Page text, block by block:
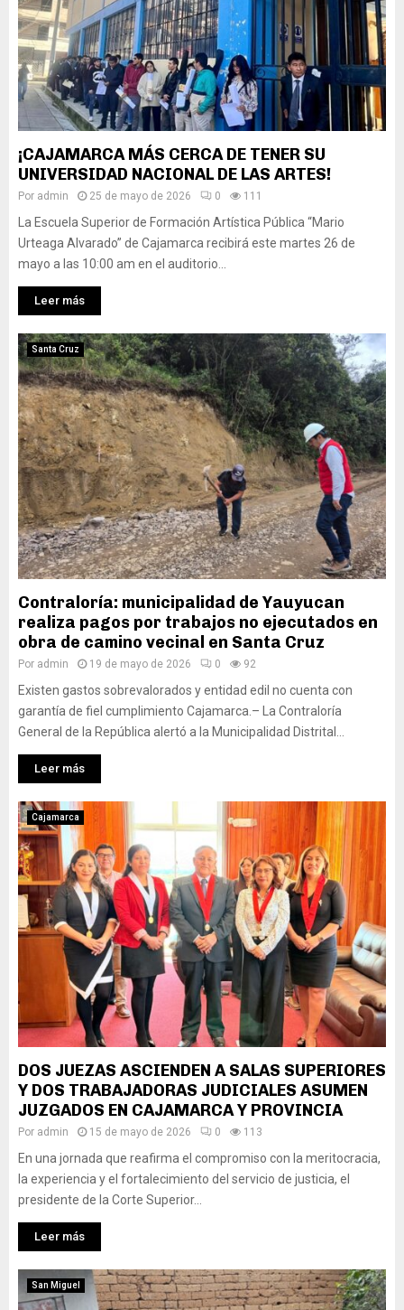
¡CAJAMARCA MÁS CERCA DE TENER SU
UNIVERSIDAD NACIONAL DE LAS ARTES!
Por admin 25 de mayo de 2026 0 111
La Escuela Superior de Formación Artística Pública “Mario
Urteaga Alvarado” de Cajamarca recibirá este martes 26 de
mayo a las 10:00 am en el auditorio...
Leer más
Santa Cruz
Contraloría: municipalidad de Yauyucan
realiza pagos por trabajos no ejecutados en
obra de camino vecinal en Santa Cruz
Por admin 19 de mayo de 2026 0 92
Existen gastos sobrevalorados y entidad edil no cuenta con
garantía de fiel cumplimiento Cajamarca.– La Contraloría
General de la República alertó a la Municipalidad Distrital...
Leer más
Cajamarca
DOS JUEZAS ASCIENDEN A SALAS SUPERIORES
Y DOS TRABAJADORAS JUDICIALES ASUMEN
JUZGADOS EN CAJAMARCA Y PROVINCIA
Por admin 15 de mayo de 2026 0 113
En una jornada que reafirma el compromiso con la meritocracia,
la experiencia y el fortalecimiento del servicio de justicia, el
presidente de la Corte Superior...
Leer más
San Miguel